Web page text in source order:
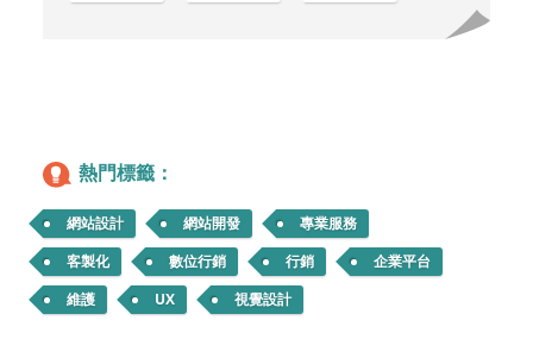
熱門標籤：
網站設計 網站開發
專業服務
客製化
數位行銷 行銷
企業平台
維護
UX 視覺設計